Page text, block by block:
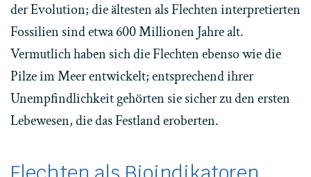
der Evolution; die ältesten als Flechten interpretierten
Fossilien sind etwa 600 Millionen Jahre alt.
Vermutlich haben sich die Flechten ebenso wie die
Pilze im Meer entwickelt; entsprechend ihrer
Unempfindlichkeit gehörten sie sicher zu den ersten
Lebewesen, die das Festland eroberten.